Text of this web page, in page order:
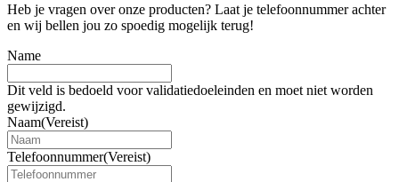
Heb je vragen over onze producten? Laat je telefoonnummer achter
en wij bellen jou zo spoedig mogelijk terug!
Name
Dit veld is bedoeld voor validatiedoeleinden en moet niet worden
gewijzigd.
Naam(Vereist)
Telefoonnummer(Vereist)